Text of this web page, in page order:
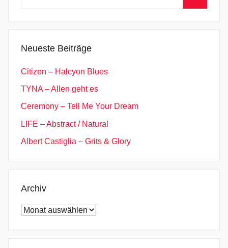
Neueste Beiträge
Citizen – Halcyon Blues
TYNA – Allen geht es
Ceremony – Tell Me Your Dream
LIFE – Abstract / Natural
Albert Castiglia – Grits & Glory
Archiv
Archiv